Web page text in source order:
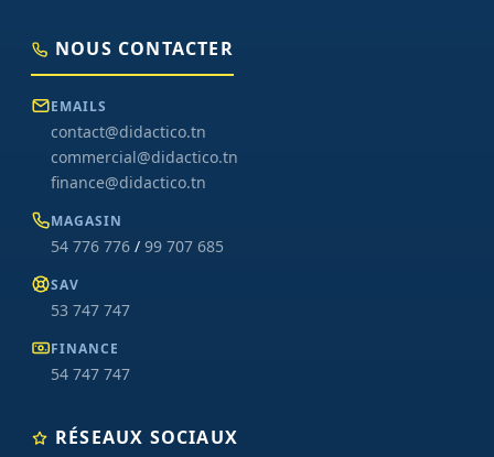
NOUS CONTACTER
EMAILS
contact@didactico.tn
commercial@didactico.tn
finance@didactico.tn
MAGASIN
54 776 776 / 99 707 685
SAV
53 747 747
FINANCE
54 747 747
RÉSEAUX SOCIAUX